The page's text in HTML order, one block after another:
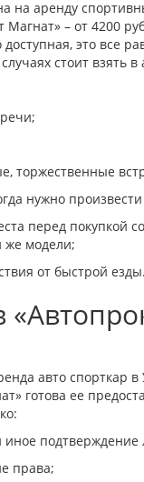
на аренду
Магнат» – от 4200
это все
стоит взять в
торжественные
нужно
перед покупкой
модели;
от быстрой езды.
авто спорткар
готова ее
иное подтверждение
права;